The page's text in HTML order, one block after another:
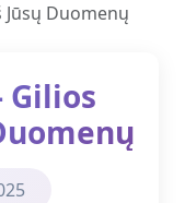
Duomenų
Gilios